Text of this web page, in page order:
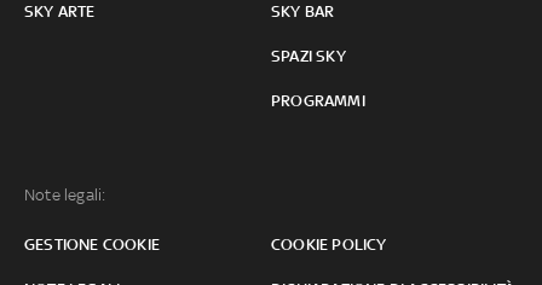
SKY ARTE SKY BAR
SPAZI SKY
PROGRAMMI
Note legali:
GESTIONE COOKIE COOKIE POLICY